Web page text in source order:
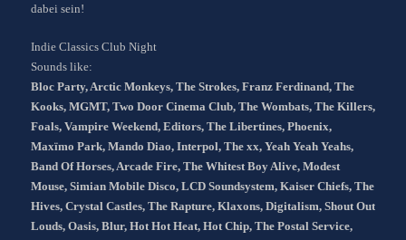
dabei sein!
Indie Classics Club Night
Sounds like:
Bloc Party, Arctic Monkeys, The Strokes, Franz Ferdinand, The
Kooks, MGMT, Two Door Cinema Club, The Wombats, The Killers,
Foals, Vampire Weekend, Editors, The Libertines, Phoenix,
Maxïmo Park, Mando Diao, Interpol, The xx, Yeah Yeah Yeahs,
Band Of Horses, Arcade Fire, The Whitest Boy Alive, Modest
Mouse, Simian Mobile Disco, LCD Soundsystem, Kaiser Chiefs, The
Hives, Crystal Castles, The Rapture, Klaxons, Digitalism, Shout Out
Louds, Oasis, Blur, Hot Hot Heat, Hot Chip, The Postal Service,